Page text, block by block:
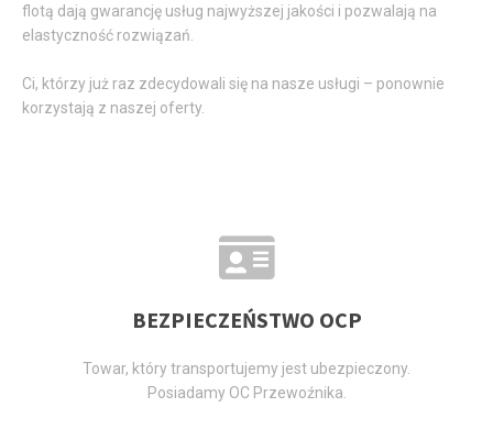
flotą dają gwarancję usług najwyższej jakości i pozwalają na
elastyczność rozwiązań.
Ci, którzy już raz zdecydowali się na nasze usługi – ponownie
korzystają z naszej oferty.
BEZPIECZEŃSTWO OCP
Towar, który transportujemy jest ubezpieczony.
Posiadamy OC Przewoźnika.